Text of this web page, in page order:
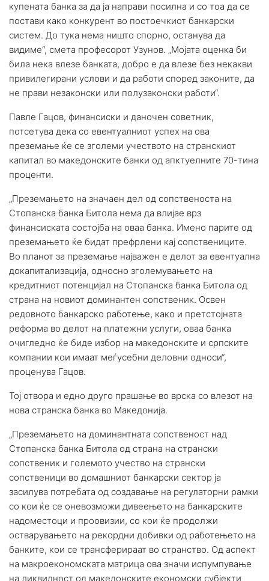
купената банка за да ја направи посилна и со тоа да се
постави како конкурент во постоечкиот банкарски
систем. До тука нема ништо спорно, останува да
видиме“, смета професорот Узунов. „Мојата оценка би
била нека влезе банката, добро е да влезе без некакви
привилегирани услови и да работи според законите, да
не прави незаконски или полузаконски работи“.
Павле Гацов, финансиски и даночен советник,
потсетува дека со евентуалниот успех на ова
преземање ќе се зголеми учеството на странскиот
капитал во македонските банки од апктуелните 70-тина
проценти.
„Преземањето на значаен дел од сопственоста на
Стопанска банка Битола нема да влијае врз
финансиската состојба на оваа банка. Имено парите од
преземањето ќе бидат префрлени кај сопствениците.
Во планот за преземање најважен е делот за евентуална
докапитализација, односно зголемувањето на
кредитниот потенцијал на Стопанска банка Битола од
страна на новиот доминантен сопственик. Освен
редовното банкарско работење, како и претстојната
реформа во делот на платежни услуги, оваа банка
очигледно ќе биде избор на македонските и српските
компании кои имаат меѓусебни деловни односи“,
проценува Гацов.
Тој отвора и едно друго прашање во врска со влезот на
нова странска банка во Македонија.
„Преземањето на доминантната сопственост над
Стопанска банка Битола од страна на странски
сопственик и големото учество на странски
сопственици во домашниот банкарски сектор ја
засилува потребата од создавање на регулаторни рамки
со кои ќе се оневозможи дивеењето на банкарските
надоместоци и проовизии, со кои ќе продолжи
остварувањето на рекордни добивки од работењето на
банките, кои се трансферираат во странство. Од аспект
на макроекономската матрица ова значи испумпување
на ликвидност од македонските економски субјекти